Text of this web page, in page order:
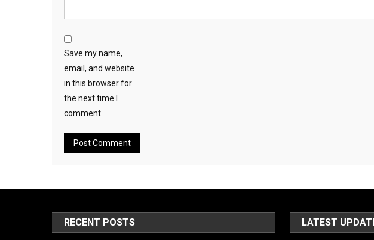
Save my name,
email, and website
in this browser for
the next time I
comment.
RECENT POSTS LATEST